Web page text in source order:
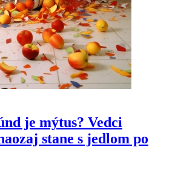
je mýtus? Vedci
stane s jedlom po